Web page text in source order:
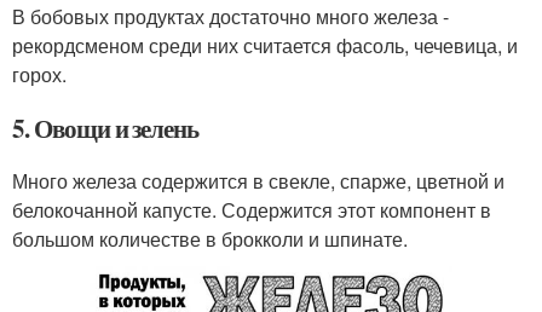
В бобовых продуктах достаточно много железа -
рекордсменом среди них считается фасоль, чечевица, и
горох.
5. Овощи и зелень
Много железа содержится в свекле, спарже, цветной и
белокочанной капусте. Содержится этот компонент в
большом количестве в брокколи и шпинате.